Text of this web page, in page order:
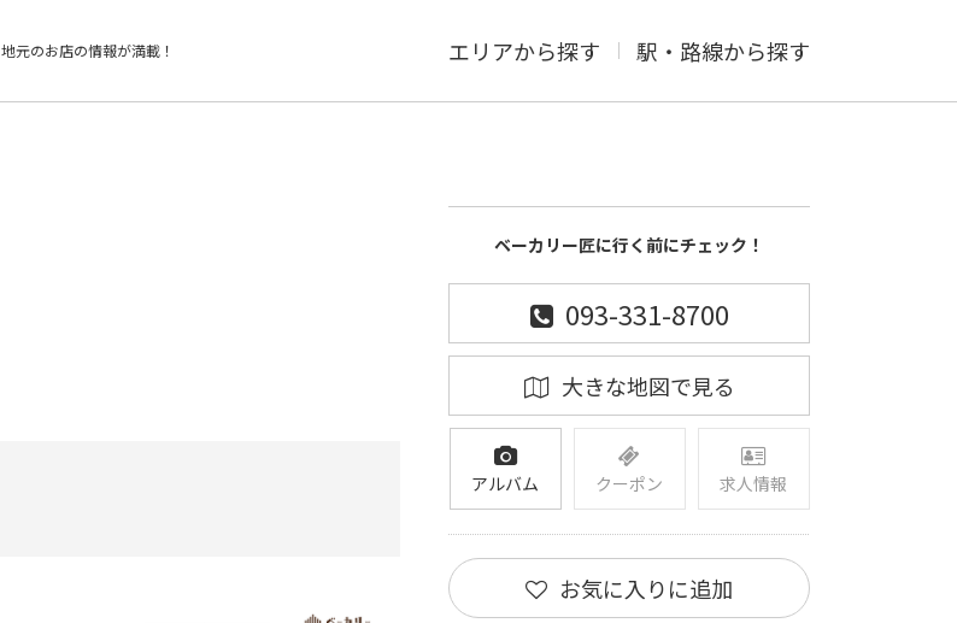
地元のお店の情報が満載！ エリアから探す 駅・路線から探す
ベーカリー匠に行く前にチェック！
093-331-8700
大きな地図で見る
アルバム クーポン 求人情報
お気に入りに追加